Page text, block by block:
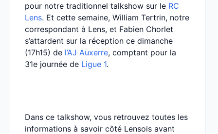
pour notre traditionnel talkshow sur le RC
Lens. Et cette semaine, William Tertrin, notre
correspondant à Lens, et Fabien Chorlet
s’attardent sur la réception ce dimanche
(17h15) de l’AJ Auxerre, comptant pour la
31e journée de Ligue 1.
Dans ce talkshow, vous retrouvez toutes les
informations à savoir côté Lensois avant